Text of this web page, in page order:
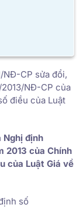
NĐ-CP sửa đổi,
NĐ-CP của
điều của Luật
Nghị định
2013 của Chính
của Luật Giá về
số